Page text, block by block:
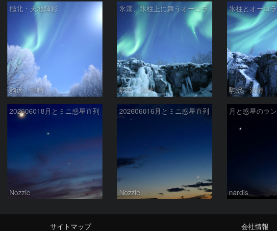
極北・天地輝彩
駒沢 満晴
氷瀑、氷柱上に舞うオーロラ
駒沢 満晴
氷柱とオーロラ
駒沢 満晴
202606018月とミニ惑星直列
Nozzie
202606016月とミニ惑星直列
Nozzie nardis
サイトマップ 会社情報